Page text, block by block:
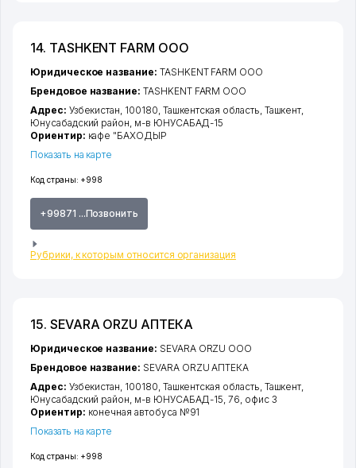
14. TASHKENT FARM ООО
Код страны: +998
+99871 ...Позвонить
Рубрики, к которым относится организация
Юридическое название: TASHKENT FARM ООО
Брендовое название: TASHKENT FARM ООО
Адрес: Узбекистан, 100180, Ташкентская область Ташкент
Юнусабадский район м-в ЮНУСАБАД-15
Ориентир: кафе "БАХОДЫР
Показать на карте
15. SEVARA ORZU АПТЕКА
Код страны: +998
Юридическое название: SEVARA ORZU ООО
Брендовое название: SEVARA ORZU АПТЕКА
Адрес: Узбекистан, 100180, Ташкентская область, Ташкент,
Юнусабадский район, м-в ЮНУСАБАД-15, 76, офис 3
Ориентир: конечная автобуса №91
Показать на карте